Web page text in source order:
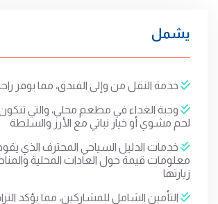
يشمل
خدمة النقل من وإلى الفندق، مما يوفر راحة
وجبة الغداء في مطعم محلي، والتي
لحم مشوي أو خيار نباتي مع الأرز والسلطة
خدمات الدليل السياحي المحترف الذي
معلومات قيمة حول العادات المحلية
زيارتها
التأمين الشامل للمشاركين، مما يؤكد